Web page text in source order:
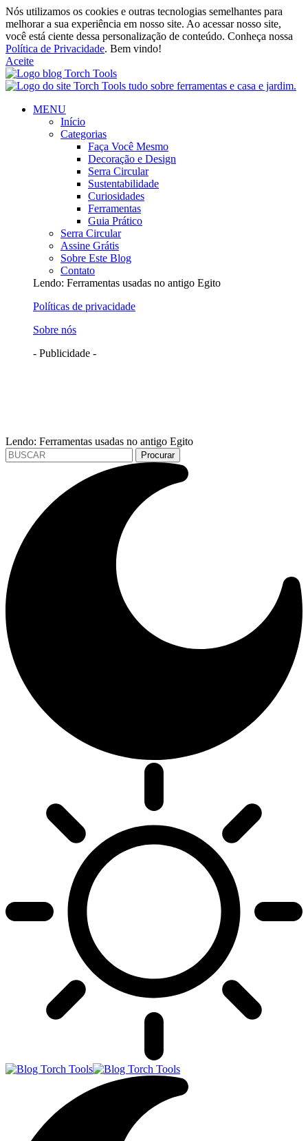
Nós utilizamos os cookies e outras tecnologias semelhantes para
melhorar a sua experiência em nosso site. Ao acessar nosso site,
você está ciente dessa personalização de conteúdo. Conheça nossa
Política de Privacidade. Bem vindo!
Aceite
MENU
Início
Categorias
Faça Você Mesmo
Decoração e Design
Serra Circular
Sustentabilidade
Curiosidades
Ferramentas
Guia Prático
Serra Circular
Assine Grátis
Sobre Este Blog
Contato
Lendo: Ferramentas usadas no antigo Egito
Políticas de privacidade
Sobre nós
- Publicidade -
Lendo: Ferramentas usadas no antigo Egito